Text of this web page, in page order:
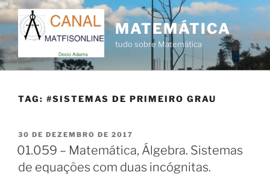
Pular
para
o
conteúdo
MATEMÁTICA
tudo sobre Matemática
TAG: #SISTEMAS DE PRIMEIRO GRAU
PUBLICADO
EM
30 DE DEZEMBRO DE 2017
01.059 – Matemática, Álgebra. Sistemas
de equações com duas incógnitas.